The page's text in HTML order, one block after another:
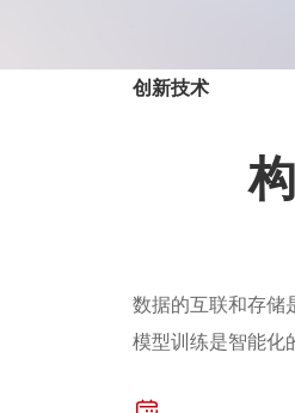
创新技术
数据的互联和存储
模型训练是智能化